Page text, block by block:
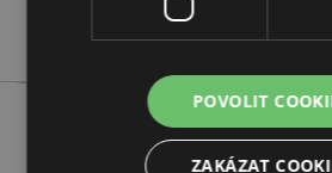
POVOLIT
ZAKÁZAT